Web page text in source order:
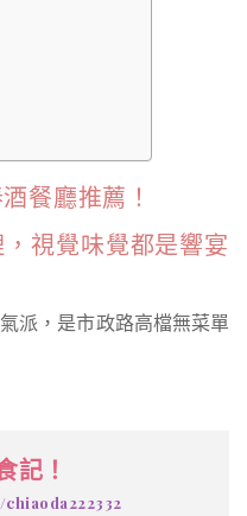
餐廳推薦！
視覺味覺都是響宴
派，是市政路高檔無菜單
記！